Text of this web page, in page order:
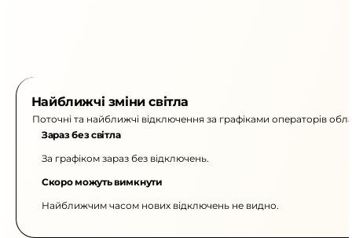
Найближчі зміни світла
Поточні та найближчі відключення за графіками операторів
Зараз без світла
За графіком зараз без відключень.
Скоро можуть вимкнути
Найближчим часом нових відключень не видно.